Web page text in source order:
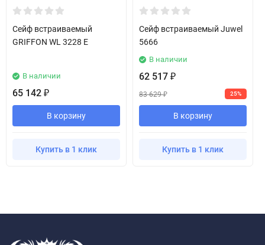
Сейф встраиваемый
GRIFFON WL 3228 E
В наличии
65 142 ₽
В корзину
Купить в 1 клик
Сейф встраиваемый Juwel
5666
В наличии
62 517 ₽
83 629₽ 25%
В корзину
Купить в 1 клик